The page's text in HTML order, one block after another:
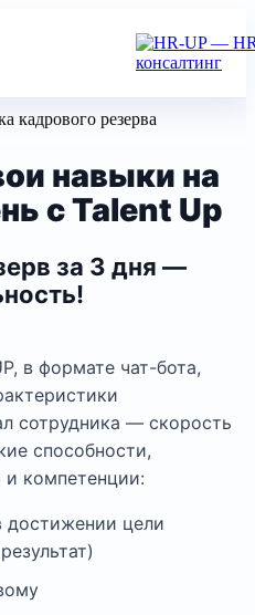
навыки на
с Talent Up
за 3 дня —
в формате чат-бота,
сотрудника — скорость
способности,
и компетенции:
достижении цели